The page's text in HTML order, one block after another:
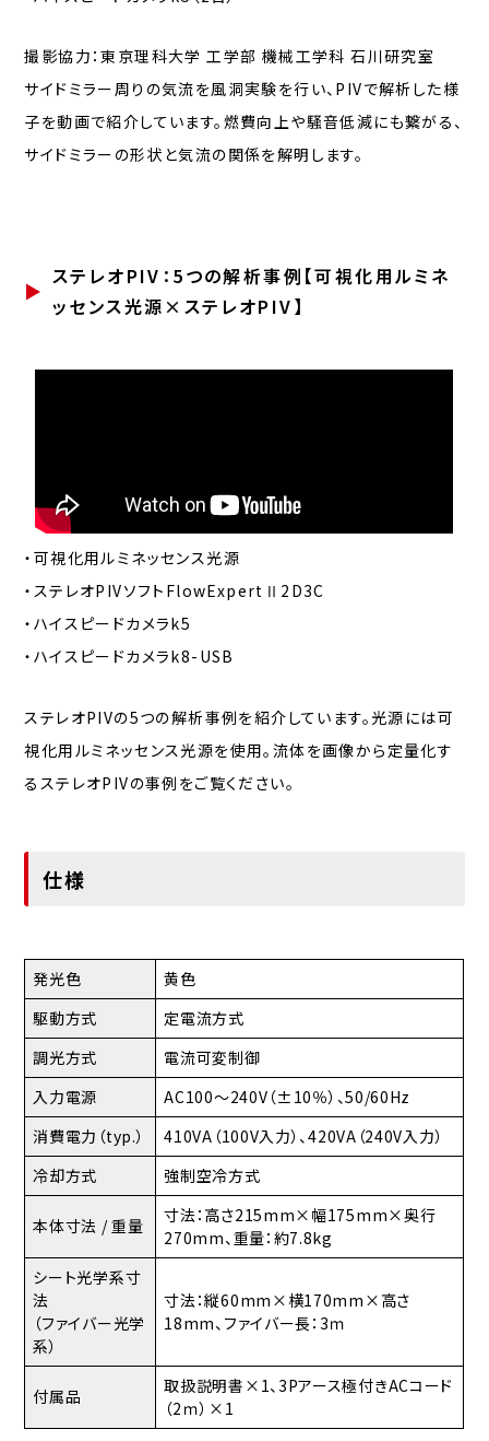
撮影協力：東京理科大学 工学部 機械工学科 石川研究室
サイドミラー周りの気流を風洞実験を行い、PIVで解析した様
子を動画で紹介しています。燃費向上や騒音低減にも繋がる、
サイドミラーの形状と気流の関係を解明します。
ステレオPIV：5つの解析事例【可視化用ルミネ
ッセンス光源×ステレオPIV】
・可視化用ルミネッセンス光源
・ステレオPIVソフトFlowExpertⅡ2D3C
・ハイスピードカメラk5
・ハイスピードカメラk8-USB
ステレオPIVの5つの解析事例を紹介しています。光源には可
視化用ルミネッセンス光源を使用。流体を画像から定量化す
るステレオPIVの事例をご覧ください。
仕様
発光色
黄色
駆動方式
定電流方式
調光方式
電流可変制御
入力電源
AC100～240V（±10％）、50/60Hz
消費電力（typ.）
410VA（100V入力）、420VA（240V入力）
冷却方式
強制空冷方式
本体寸法 / 重量
寸法：高さ215mm×幅175mm×奥行
270mm、重量：約7.8kg
シート光学系寸
法
（ファイバー光学
系）
寸法：縦60mm×横170mm×高さ
18mm、ファイバー長：3ｍ
付属品
取扱説明書×1、3Pアース極付きACコード
（2ｍ）×1